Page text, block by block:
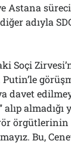
Astana
adıyla
Soçi
Putin’le
davet
almadığı
Bu,